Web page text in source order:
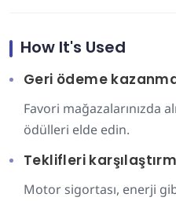
How It's Used
Geri ödeme
Favori mağazalarınızda
ödülleri elde edin.
Teklifleri
Motor sigortası, enerji